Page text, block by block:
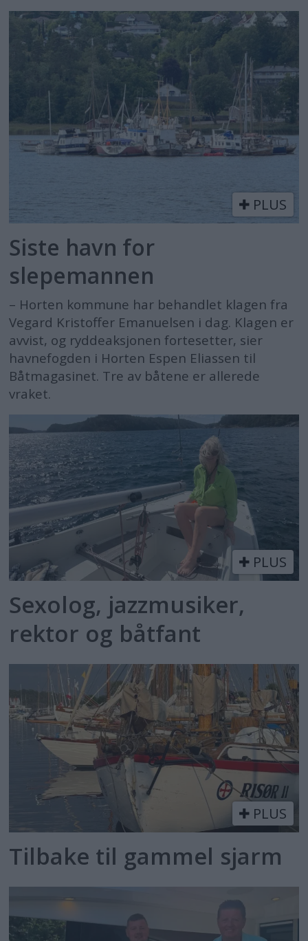
PLUS
Siste havn for
slepemannen
– Horten kommune har behandlet klagen fra
Vegard Kristoffer Emanuelsen i dag. Klagen er
avvist, og ryddeaksjonen fortesetter, sier
havnefogden i Horten Espen Eliassen til
Båtmagasinet. Tre av båtene er allerede
vraket.
PLUS
Sexolog, jazzmusiker,
rektor og båtfant
PLUS
Tilbake til gammel sjarm